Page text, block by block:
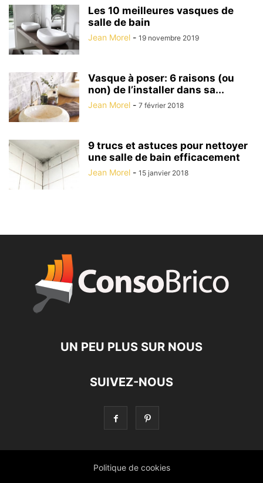
Les 10 meilleures vasques de
salle de bain
Jean Morel - 19 novembre 2019
Vasque à poser: 6 raisons (ou
non) de l’installer dans sa...
Jean Morel - 7 février 2018
9 trucs et astuces pour nettoyer
une salle de bain efficacement
Jean Morel - 15 janvier 2018
UN PEU PLUS SUR NOUS
SUIVEZ-NOUS
Politique de cookies